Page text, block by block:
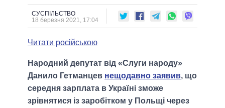
ГОЛОВИ ОБЛАДМІНІСТРАЦІЙ
МЕРИ МІСТ
ВСІ ПЕРСОНИ
ПОРІВНЯННЯ ПОЛІТИКІВ
СУСПІЛЬСТВО
18 березня 2021, 17:04
Читати російською
Народний депутат від «Слуги народу»
Данило Гетманцев нещодавно заявив, що
середня зарплата в Україні зможе
зрівнятися із заробітком у Польщі через